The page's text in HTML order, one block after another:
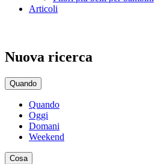
Articoli
Nuova ricerca
Quando
Quando
Oggi
Domani
Weekend
Cosa